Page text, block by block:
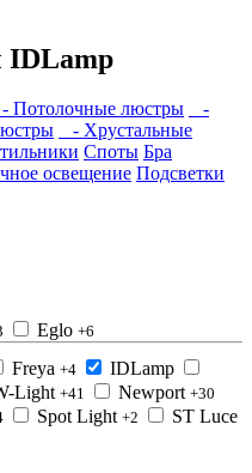
IDLamp
Потолочные люстры
-
- Хрустальные
Споты Бра
освещение Подсветки
Eglo +6
Freya +4
IDLamp
Light +41 Newport +30
Spot Light +2 ST Luce